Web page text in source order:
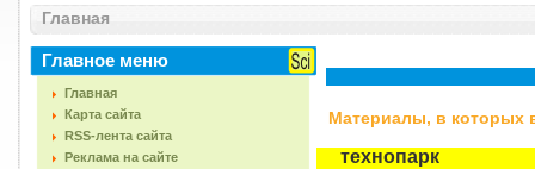
Сравнение
устанавливающая тождество
(сходство) или различие
исследуемых объектов, явлений и т.
Главная
Главное меню
Главная
Карта сайта
RSS-лента сайта
Реклама на сайте
Материалы, в которых
технопарк